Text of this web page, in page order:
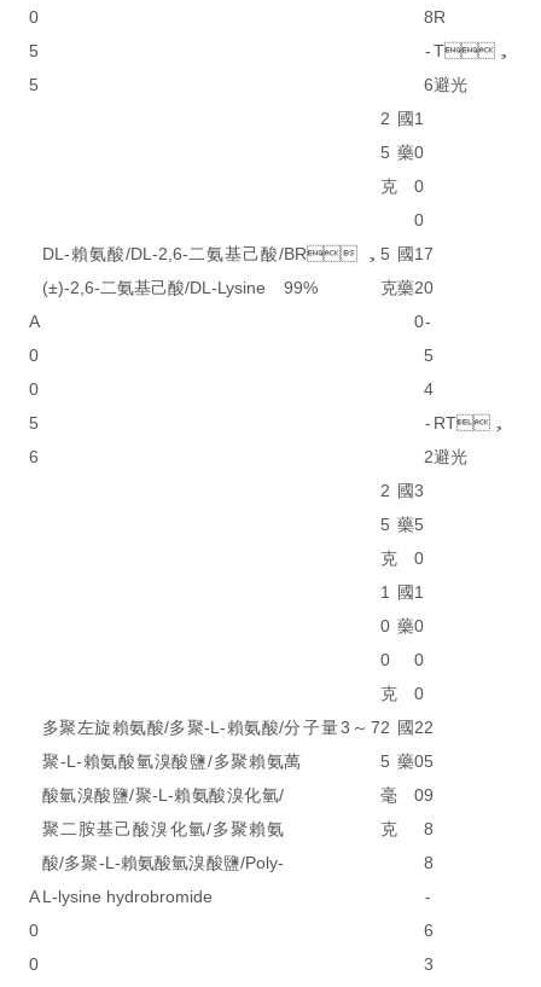
0
5
5
8
-
6
R
T，
避光
2
5
克
國
藥
1
0
0
0
A
0
0
5
6
DL-賴氨酸/DL-2,6-二氨基己酸/
(±)-2,6-二氨基己酸/DL-Lysine
BR，
99%
5
克
國
藥
1
2
0
7
0
-
5
4
-
2
RT，
避光
2
5
克
國
藥
3
5
0
1
0
0
克
國
藥
1
0
0
0
A
0
0
多聚左旋賴氨酸/多聚-L-賴氨酸/
聚-L-賴氨酸氫溴酸鹽/多聚賴氨
酸氫溴酸鹽/聚-L-賴氨酸溴化氫/
聚二胺基己酸溴化氫/多聚賴氨
酸/多聚-L-賴氨酸氫溴酸鹽/Poly-
L-lysine hydrobromide
分子量3～7
萬
2
5
毫
克
國
藥
2
0
0
2
5
9
8
8
-
6
3